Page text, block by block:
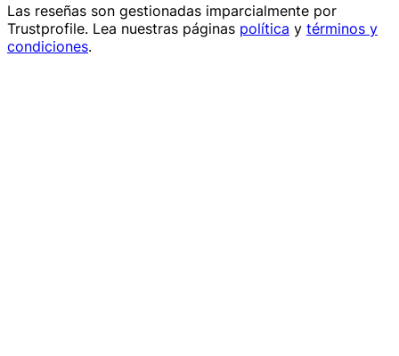
Las reseñas son gestionadas imparcialmente por
Trustprofile. Lea nuestras páginas política y términos y
condiciones.